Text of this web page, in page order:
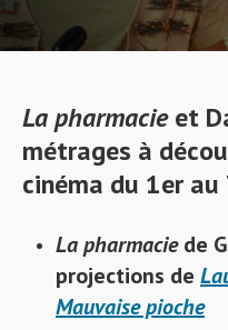
La pharmacieet
métrages à
cinéma du 1er
La pharmacie de
projections de
Mauvaise pioche